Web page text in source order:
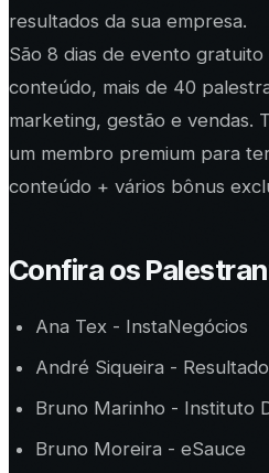
resultados da sua empresa.
São 8 dias de evento
conteúdo, mais de 40
marketing, gestão e vendas.
um membro premium para
conteúdo + vários bônus
Confira os
Ana Tex - InstaNegócios
André Siqueira -
Bruno Marinho - Instituto
Bruno Moreira - eSauce